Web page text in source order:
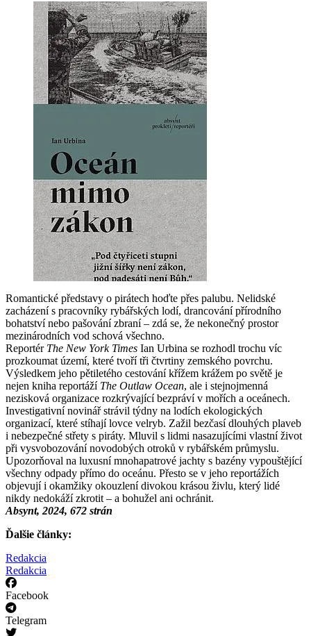
Romantické představy o pirátech hoďte přes palubu. Nelidské
zacházení s pracovníky rybářských lodí, drancování přírodního
bohatství nebo pašování zbraní – zdá se, že nekonečný prostor
mezinárodních vod schová všechno.
Reportér The New York Times Ian Urbina se rozhodl trochu víc
prozkoumat území, které tvoří tři čtvrtiny zemského povrchu.
Výsledkem jeho pětiletého cestování křížem krážem po světě je
nejen kniha reportáží The Outlaw Ocean, ale i stejnojmenná
nezisková organizace rozkrývající bezpráví v mořích a oceánech.
Investigativní novinář strávil týdny na lodích ekologických
organizací, které stíhají lovce velryb. Zažil bezčasí dlouhých plaveb
i nebezpečné střety s piráty. Mluvil s lidmi nasazujícími vlastní život
při vysvobozování novodobých otroků v rybářském průmyslu.
Upozorňoval na luxusní mnohapatrové jachty s bazény vypouštějící
všechny odpady přímo do oceánu. Přesto se v jeho reportážích
objevují i okamžiky okouzlení divokou krásou živlu, který lidé
nikdy nedokáží zkrotit – a bohužel ani ochránit.
Absynt, 2024, 672 strán
Ďalšie články:
Redakcia
Redakcia
Facebook
Telegram